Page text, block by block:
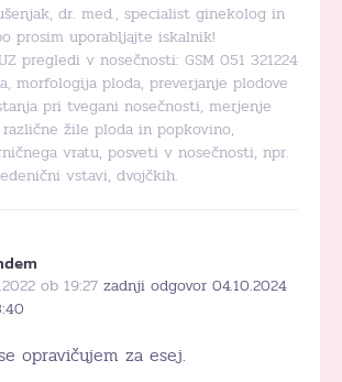
dr. med., specialist ginekolog in
prosim uporabljajte iskalnik!
pregledi v nosečnosti: GSM 051 321224
morfologija ploda, preverjanje plodove
pri tvegani nosečnosti, merjenje
žile ploda in popkovino,
vratu, posveti v nosečnosti, npr.
vstavi, dvojčkih.
ob 19:27 zadnji odgovor 04.10.2024
opravičujem za esej.